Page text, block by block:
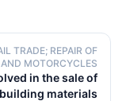
TRADE; REPAIR OF
MOTORCYCLES
in the sale of
materials